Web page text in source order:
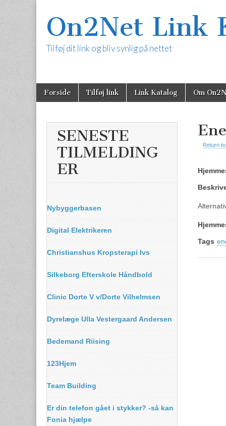
On2Net Link
Tilføj dit link og bliv synlig på nettet
Main
menu
Skip
Forside Tilføj link Link Katalog Om
Return
Tags
SENESTE
TILMELDING
ER
Nybyggerbasen
Digital Elektrikeren
Christianshus Kropsterapi Ivs
Silkeborg Efterskole Håndbold
Clinic Dorte V v/Dorte Vilhelmsen
Dyrelæge Ulla Vestergaard Andersen
Bedemand Riising
123Hjem
Team Building
Er din telefon gået i stykker? -så kan
Fonia hjælpe